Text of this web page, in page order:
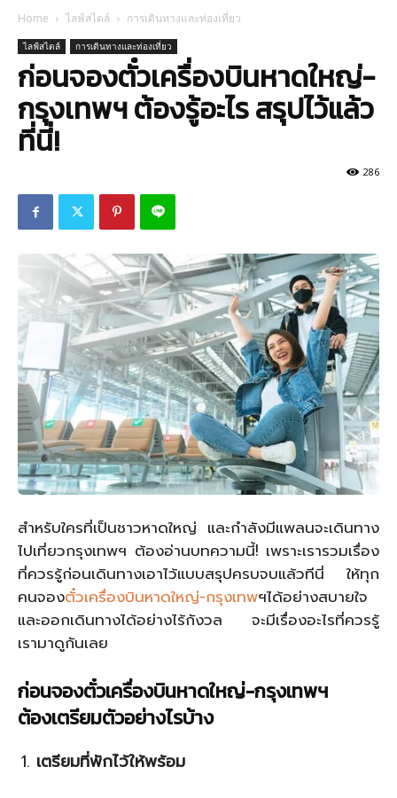
Home ไลฟ์สไตล์ การเดินทางและท่องเที่ยว
ไลฟ์สไตล์ การเดินทางและท่องเที่ยว
ก่อนจองตั๋วเครื่องบินหาดใหญ่-
กรุงเทพฯ ต้องรู้อะไร สรุปไว้แล้ว
ที่นี่!
286
สำหรับใครที่เป็นชาวหาดใหญ่ และกำลังมีแพลนจะเดินทาง
ไปเที่ยวกรุงเทพฯ ต้องอ่านบทความนี้! เพราะเรารวมเรื่อง
ที่ควรรู้ก่อนเดินทางเอาไว้แบบสรุปครบจบแล้วทีนี่ ให้ทุก
คนจองตั๋วเครื่องบินหาดใหญ่-กรุงเทพฯได้อย่างสบายใจ
และออกเดินทางได้อย่างไร้กังวล จะมีเรื่องอะไรที่ควรรู้
เรามาดูกันเลย
ก่อนจองตั๋วเครื่องบินหาดใหญ่-กรุงเทพฯ
ต้องเตรียมตัวอย่างไรบ้าง
เตรียมที่พักไว้ให้พร้อม